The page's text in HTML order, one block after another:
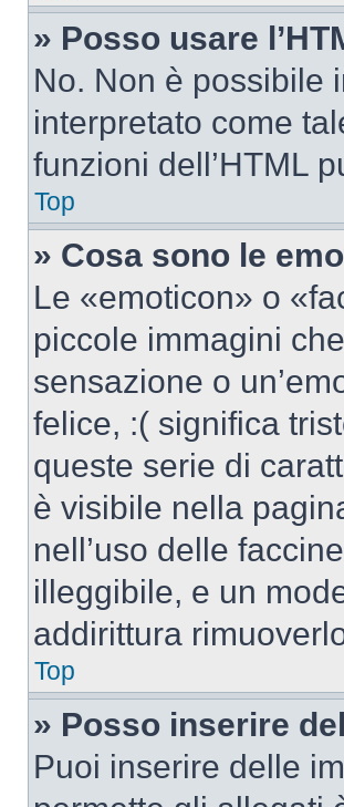
» Posso usare
No. Non è possibile
interpretato come
funzioni dell’HTML
Top
» Cosa sono le
Le «emoticon» o
piccole immagini
sensazione o
felice, :( significa
queste serie di
è visibile nella
nell’uso delle
illeggibile, e un
addirittura
Top
» Posso inserire
Puoi inserire delle